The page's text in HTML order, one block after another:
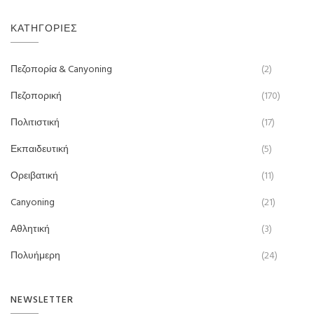
ΚΑΤΗΓΟΡΊΕΣ
Πεζοπορία & Canyoning
(2)
Πεζοπορική
(170)
Πολιτιστική
(17)
Εκπαιδευτική
(5)
Ορειβατική
(11)
Canyoning
(21)
Αθλητική
(3)
Πολυήμερη
(24)
NEWSLETTER